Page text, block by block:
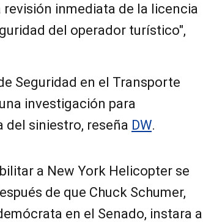
revisión inmediata de la licencia
del operador turístico",
Seguridad en el Transporte
investigación para
del siniestro, reseña DW.
a New York Helicopter se
de que Chuck Schumer,
en el Senado, instara a